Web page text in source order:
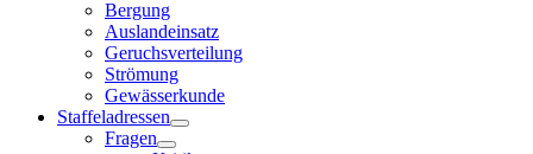
Bergung
Auslandeinsatz
Geruchsverteilung
Strömung
Gewässerkunde
Staffeladressen
Fragen